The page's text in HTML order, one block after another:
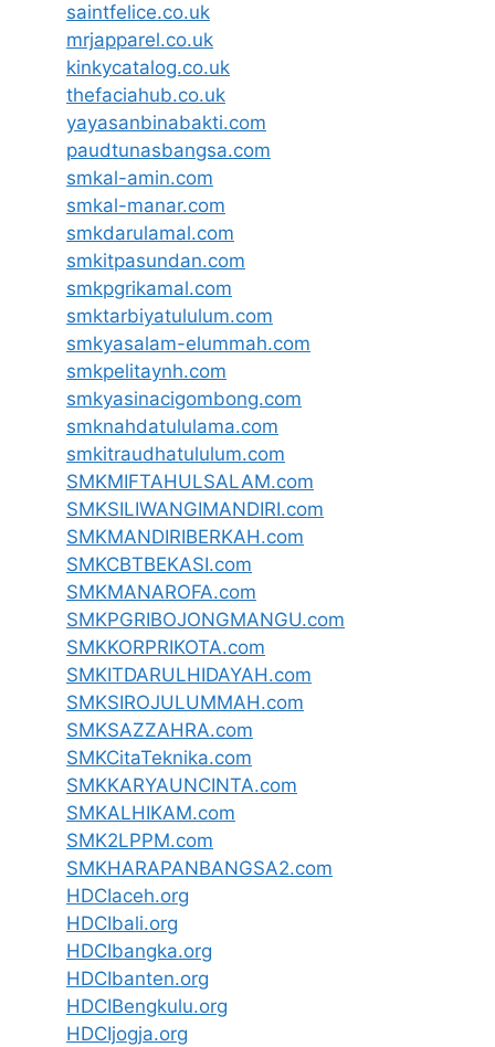
saintfelice.co.uk
mrjapparel.co.uk
kinkycatalog.co.uk
thefaciahub.co.uk
yayasanbinabakti.com
paudtunasbangsa.com
smkal-amin.com
smkal-manar.com
smkdarulamal.com
smkitpasundan.com
smkpgrikamal.com
smktarbiyatululum.com
smkyasalam-elummah.com
smkpelitaynh.com
smkyasinacigombong.com
smknahdatululama.com
smkitraudhatululum.com
SMKMIFTAHULSALAM.com
SMKSILIWANGIMANDIRI.com
SMKMANDIRIBERKAH.com
SMKCBTBEKASI.com
SMKMANAROFA.com
SMKPGRIBOJONGMANGU.com
SMKKORPRIKOTA.com
SMKITDARULHIDAYAH.com
SMKSIROJULUMMAH.com
SMKSAZZAHRA.com
SMKCitaTeknika.com
SMKKARYAUNCINTA.com
SMKALHIKAM.com
SMK2LPPM.com
SMKHARAPANBANGSA2.com
HDCIaceh.org
HDCIbali.org
HDCIbangka.org
HDCIbanten.org
HDCIBengkulu.org
HDCIjogja.org